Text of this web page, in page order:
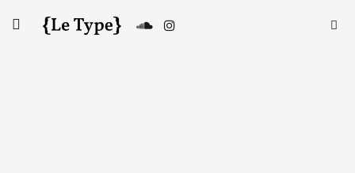
Skip
Le Type
toggle
open/close